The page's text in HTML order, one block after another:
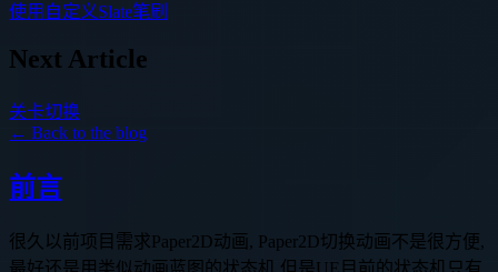
使用自定义Slate笔刷
Next Article
关卡切换
← Back to the blog
前言
很久以前项目需求Paper2D动画, Paper2D切换动画不是很方便,